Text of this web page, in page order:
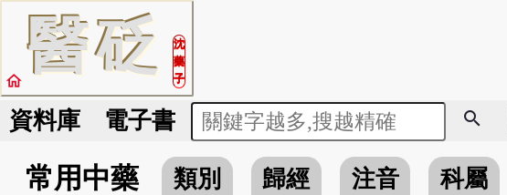
醫砭
沈
藥
子
home
資料庫 電子書 search
常用中藥 類別 歸經 注音 科屬